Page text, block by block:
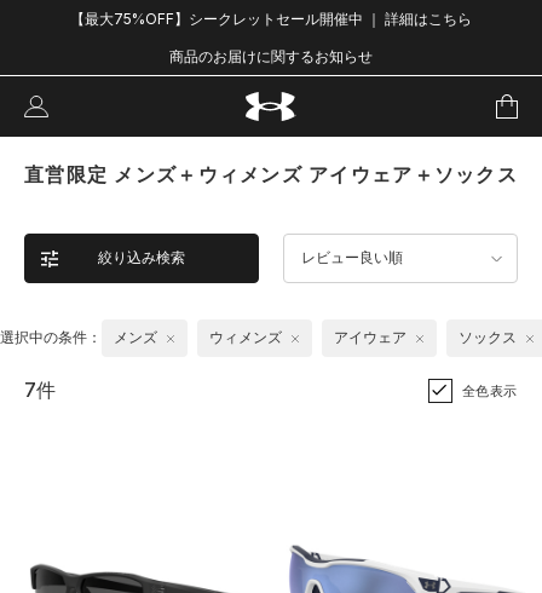
【最大75%OFF】シークレットセール開催中 ｜ 詳細はこちら
商品のお届けに関するお知らせ
直営限定 メンズ＋ウィメンズ アイウェア＋ソックス
絞り込み検索 レビュー良い順
選択中の条件： メンズ ウィメンズ アイウェア ソックス
7件 全色表示